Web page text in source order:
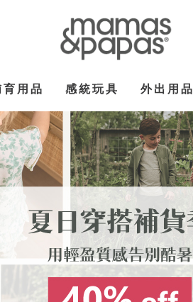
用品 感統玩具 外出用品